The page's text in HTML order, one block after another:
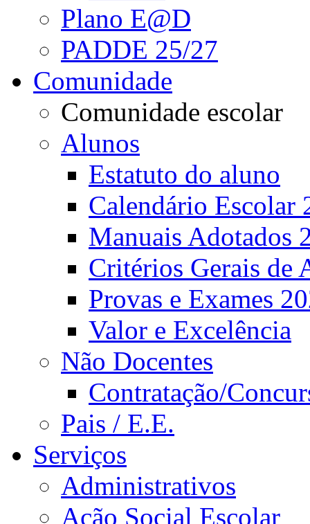
Plano E@D
PADDE 25/27
Comunidade
Comunidade escolar
Alunos
Estatuto do aluno
Calendário Escolar
Manuais Adotados
Critérios Gerais de
Provas e Exames
Valor e Excelência
Não Docentes
Contratação/
Pais / E.E.
Serviços
Administrativos
Ação Social Escolar